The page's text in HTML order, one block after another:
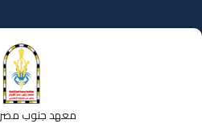
إلى
المحتوى
معهد جنوب مصر